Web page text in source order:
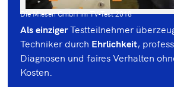
Die Miesen GmbH im TV-Test 2018
Als einzigerTestteilnehmer
Techniker durch Ehrlichkeit,
Diagnosen und faires Verhalten
Kosten.